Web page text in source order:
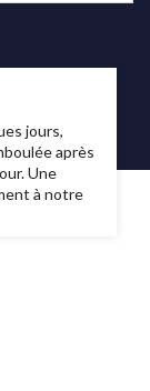
jours,
après
Une
à notre